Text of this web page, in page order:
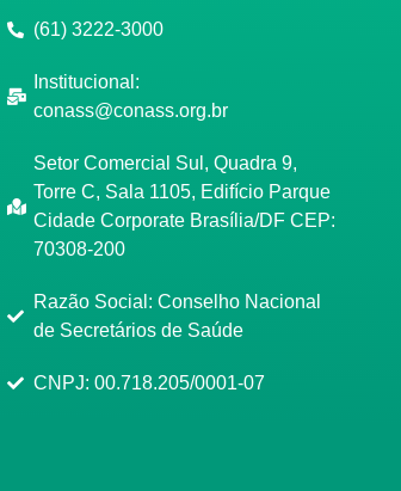
(61) 3222-3000
Institucional:
conass@conass.org.br
Setor Comercial Sul, Quadra 9,
Torre C, Sala 1105, Edifício Parque
Cidade Corporate Brasília/DF CEP:
70308-200
Razão Social: Conselho Nacional
de Secretários de Saúde
CNPJ: 00.718.205/0001-07